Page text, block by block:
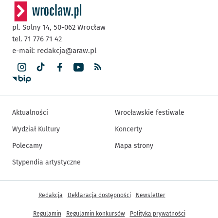
pl. Solny 14, 50-062 Wrocław
tel. 71 776 71 42
e-mail: redakcja@araw.pl
Aktualności
Wydział Kultury
Polecamy
Stypendia artystyczne
Wrocławskie festiwale
Koncerty
Mapa strony
Inne informacje
Redakcja Deklaracja dostępności Newsletter
Regulamin Regulamin konkursów Polityka prywatności